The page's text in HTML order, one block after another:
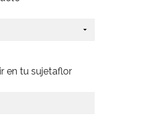
en tu sujetaflor